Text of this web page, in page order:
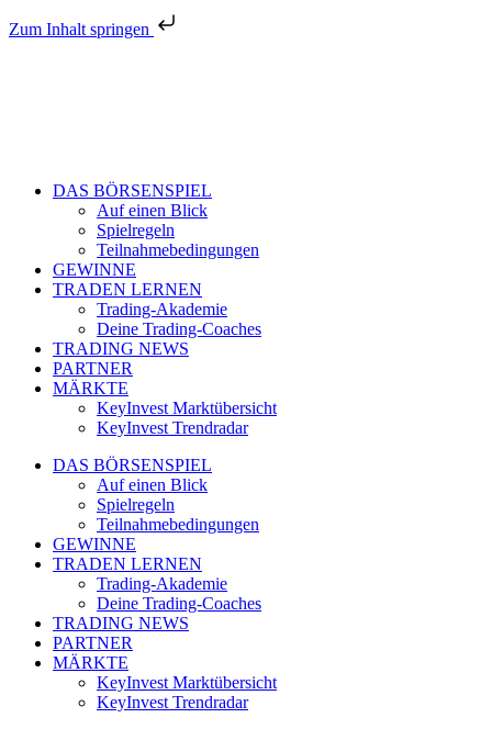
Zum Inhalt springen
DAS BÖRSENSPIEL
Auf einen Blick
Spielregeln
Teilnahmebedingungen
GEWINNE
TRADEN LERNEN
Trading-Akademie
Deine Trading-Coaches
TRADING NEWS
PARTNER
MÄRKTE
KeyInvest Marktübersicht
KeyInvest Trendradar
DAS BÖRSENSPIEL
Auf einen Blick
Spielregeln
Teilnahmebedingungen
GEWINNE
TRADEN LERNEN
Trading-Akademie
Deine Trading-Coaches
TRADING NEWS
PARTNER
MÄRKTE
KeyInvest Marktübersicht
KeyInvest Trendradar